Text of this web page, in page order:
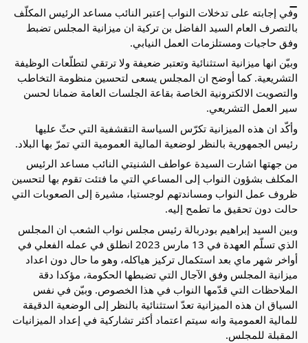
وفي إجابته على تدخلات النواب إعتبر النائب مساعد الرئيس المكلّف
بالتصرف العام السيد الفاضل بن تركية ان ميزانية المجلس تضبط
وفق حاجيات ومستلزمات العمل النيابي.
وبيّن انها ميزانية استثنائية وتعتبر ضعيفة ولا ترتقي لتطلّعات الوظيفة
التشريعية. كما أوضح ان المجلس يسعى لتحسين منظومة التخاطب
والتصويت الالكترونية الخاصة بقاعة الجلسات العامة ضمانا لحسن
سير العمل التشريعي.
وأكّد ان هذه الميزانية تكرّس السياسة التقشفية التي حثّ عليها
رئيس الجمهورية بالنظر لوضعية المالية العمومية التي تمرّ بها البلاد.
من جهتها اشارت السيدة عواطف الشنيتي النائب مساعد الرئيس
المكلف بشؤون النواب إلى المساعي التي ما فتئت تقوم بها لتحسين
ظروف عمل النواب ومساندتهم لوجستيا، مشيرة إلى الصعوبات التي
حالت دون تحقيق ما تطمح إليه.
وبين السيد إبراهيم بودربالة رئيس مجلس نواب الشعب ان المجلس
الذي تسلّم العهدة في 13 مارس 2023 انطلق في عمله الفعلي في
أواخر شهر ماي بعد استكمال تركيز هياكله، وهو ما حال دون اعداد
ميزانية المجلس وفق الآجال التي تضبطها الحكومة، مؤكدا دقة
الملاحظات التي قدّمها النواب في هذا الخصوص. وبيّن في نفس
السياق ان هذه الميزانية تعدّ استثنائية بالنظر إلى الوضعية الدقيقة
للمالية العمومية وانه سيتم اعتماد أكثر تشاركية في إعداد الميزانيات
المقبلة للمجلس.